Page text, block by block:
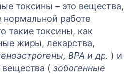
токсины – это вещества,
нормальной работе
такие токсины, как
жиры, лекарства,
BPA и др. ) и
вещества ( зобогенные